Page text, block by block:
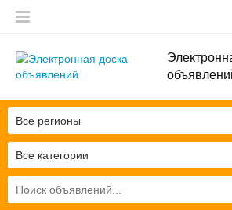
Все категории
Все регионы